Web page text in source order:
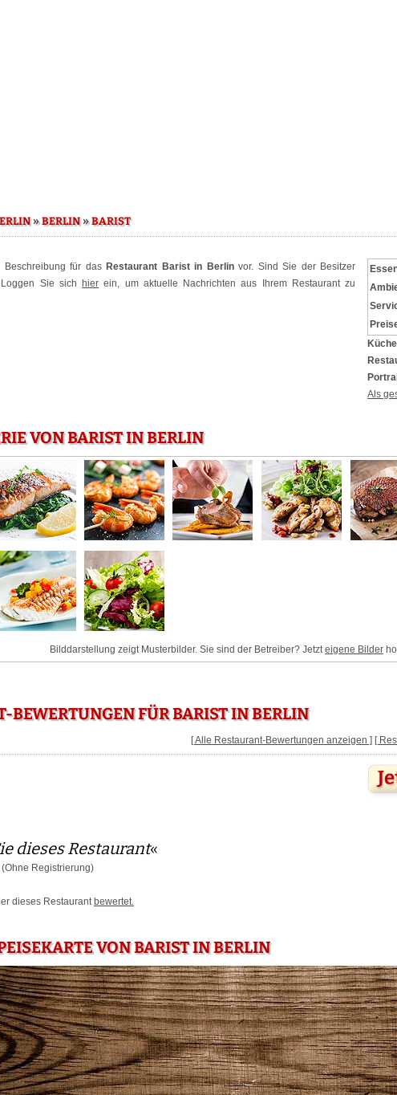
»BERLIN»BARIST
Beschreibung für das Restaurant Barist in Berlinvor. Sind Sie der Besitzer
Sie sich
hier ein, um aktuelle Nachrichten aus Ihrem Restaurant zu
Als
VON BARIST IN BERLIN
Bilddarstellung zeigt Musterbilder. Sie sind der Betreiber? Jetzteigene Bilder
BEWERTUNGEN FÜR BARIST IN BERLIN
[ Alle Restaurant-Bewertungen anzeigen ] [
dieses Restaurant«
(Ohne Registrierung)
dieses Restaurant bewertet.
VON BARIST IN BERLIN